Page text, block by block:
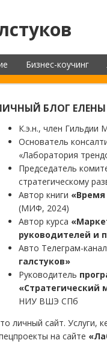
Бизнес-коучинг
БЛОГ
К.э.н., член Гильдии
Основатель
«Лаборатория
Председатель
стратегическому
Автор книги «Время
(МИФ, 2024)
Автор курса
руководителей и
Авто Телеграм-
галстуков»
Руководитель
«Стратегический
НИУ ВШЭ СПб
личный сайт. Услуги,
на сайте